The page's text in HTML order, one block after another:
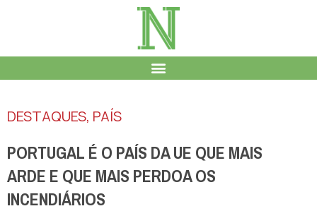
DESTAQUES, PAÍS
PORTUGAL É O PAÍS DA UE QUE MAIS
ARDE E QUE MAIS PERDOA OS
INCENDIÁRIOS